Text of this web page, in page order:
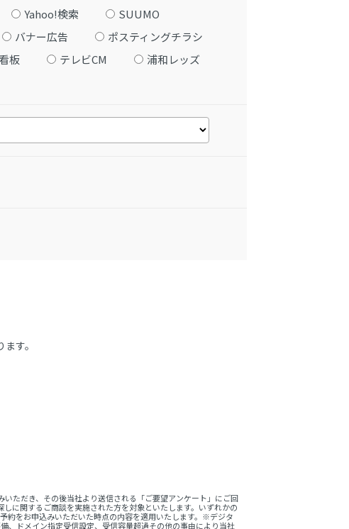
Yahoo!検索
SUUMO
バナー広告
ポスティングチラシ
板 テレビCM
浦和レッズ
す。
ただき、その後当社より送信される「ご要望アンケート」にご回
に関するご商談を実施された方を対象といたします。いずれかの
約をお申込みいただいた時点の内容を適用いたします。※デジタ
、ドメイン指定受信設定、受信容量超過その他の事由により当社